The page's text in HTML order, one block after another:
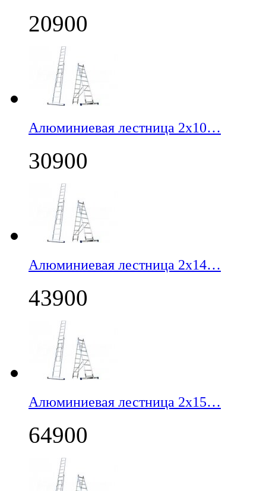
20900
Алюминиевая лестница 2х10…
30900
Алюминиевая лестница 2х14…
43900
Алюминиевая лестница 2х15…
64900